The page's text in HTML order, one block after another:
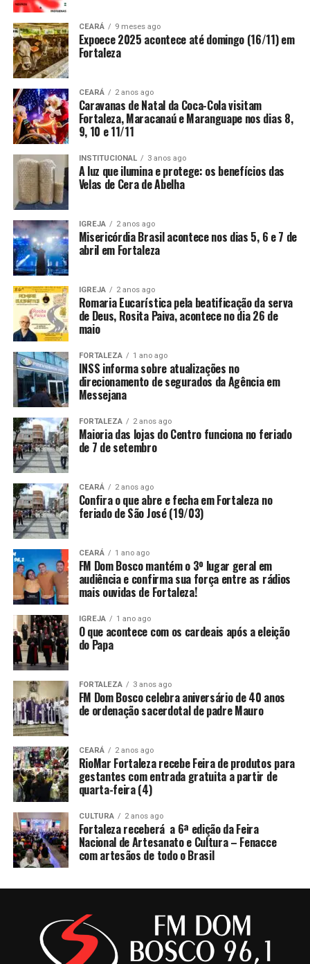
CEARÁ 9 meses ago
Expoece 2025 acontece até domingo (16/11) em
Fortaleza
CEARÁ 2 anos ago
Caravanas de Natal da Coca-Cola visitam
Fortaleza, Maracanaú e Maranguape nos dias 8,
9, 10 e 11/11
INSTITUCIONAL 3 anos ago
A luz que ilumina e protege: os benefícios das
Velas de Cera de Abelha
IGREJA 2 anos ago
Misericórdia Brasil acontece nos dias 5, 6 e 7 de
abril em Fortaleza
IGREJA 2 anos ago
Romaria Eucarística pela beatificação da serva
de Deus, Rosita Paiva, acontece no dia 26 de
maio
FORTALEZA 1 ano ago
INSS informa sobre atualizações no
direcionamento de segurados da Agência em
Messejana
FORTALEZA 2 anos ago
Maioria das lojas do Centro funciona no feriado
de 7 de setembro
CEARÁ 2 anos ago
Confira o que abre e fecha em Fortaleza no
feriado de São José (19/03)
CEARÁ 1 ano ago
FM Dom Bosco mantém o 3º lugar geral em
audiência e confirma sua força entre as rádios
mais ouvidas de Fortaleza!
IGREJA 1 ano ago
O que acontece com os cardeais após a eleição
do Papa
FORTALEZA 3 anos ago
FM Dom Bosco celebra aniversário de 40 anos
de ordenação sacerdotal de padre Mauro
CEARÁ 2 anos ago
RioMar Fortaleza recebe Feira de produtos para
gestantes com entrada gratuita a partir de
quarta-feira (4)
CULTURA 2 anos ago
Fortaleza receberá a 6ª edição da Feira
Nacional de Artesanato e Cultura – Fenacce
com artesãos de todo o Brasil